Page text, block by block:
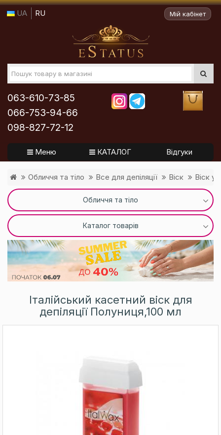
UA RU Мій кабінет
063-610-73-85
066-753-94-66
098-827-72-12
Меню КАТАЛОГ Відгуки
Обличчя та тіло Все для депіляції Віск Віск у
Обличчя та тіло
Каталог товарів
Італійський касетний віск для
депіляції Полуниця,100 мл